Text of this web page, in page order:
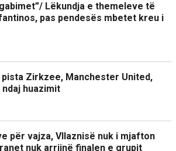
Lëkundja e themeleve të
pas pendesës mbetet kreu i
Zirkzee, Manchester United,
huazimit
për vajza, Vllaznisë nuk i mjafton
nuk arrijnë finalen e grupit